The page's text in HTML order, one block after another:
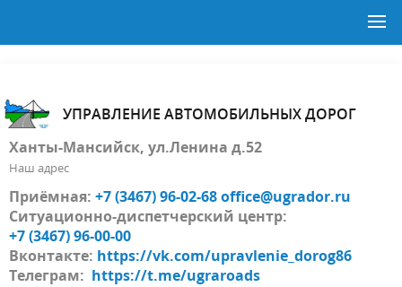
УПРАВЛЕНИЕ АВТОМОБИЛЬНЫХ ДОРОГ
Ханты-Мансийск, ул.Ленина д.52
Наш адрес
Приёмная: +7 (3467) 96-02-68office@ugrador.ru
Ситуационно-диспетчерский центр:
+7 (3467) 96-00-00
Вконтакте: https://vk.com/upravlenie_dorog86
Телеграм: https://t.me/ugraroads